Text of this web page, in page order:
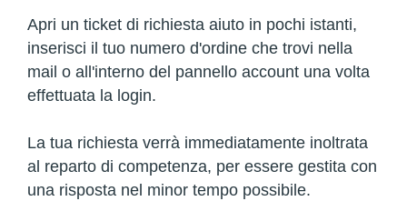
Apri un ticket di richiesta aiuto in pochi istanti,
inserisci il tuo numero d'ordine che trovi nella
mail o all'interno del pannello account una volta
effettuata la login.
La tua richiesta verrà immediatamente inoltrata
al reparto di competenza, per essere gestita con
una risposta nel minor tempo possibile.